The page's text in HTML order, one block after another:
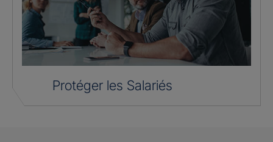
Protéger les Salariés